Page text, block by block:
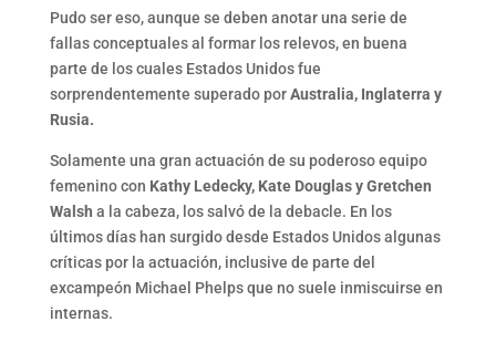
Pudo ser eso, aunque se deben anotar una serie de
fallas conceptuales al formar los relevos, en buena
parte de los cuales Estados Unidos fue
sorprendentemente superado porAustralia, Inglaterra y
Rusia.
Solamente una gran actuación de su poderoso equipo
femenino con Kathy Ledecky, Kate Douglas y Gretchen
Walsh a la cabeza, los salvó de la debacle. En los
últimos días han surgido desde Estados Unidos algunas
críticas por la actuación, inclusive de parte del
excampeón Michael Phelps que no suele inmiscuirse en
internas.